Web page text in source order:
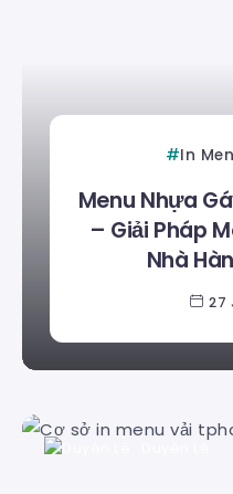
In
Menu Nhựa
– Giải Pháp
Nhà
27